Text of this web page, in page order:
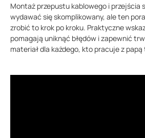
Montaż przepustu kablowego i przejścia
wydawać się skomplikowany, ale ten
zrobić to krok po kroku. Praktyczne
pomagają uniknąć błędów i zapewnić
materiał dla każdego, kto pracuje z